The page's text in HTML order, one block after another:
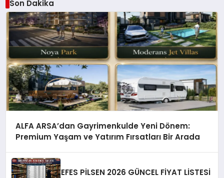
Son Dakika
ALFA ARSA’dan Gayrimenkulde Yeni Dönem:
Premium Yaşam ve Yatırım Fırsatları Bir Arada
EFES PİLSEN 2026 GÜNCEL FİYAT LİSTESİ